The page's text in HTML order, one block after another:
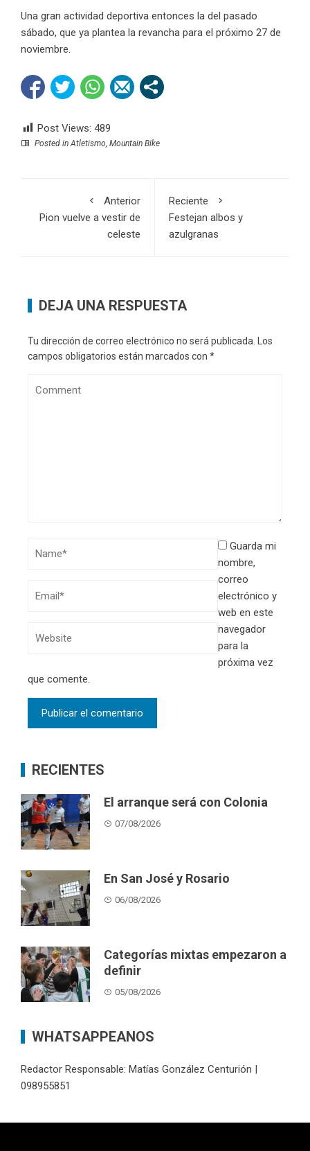
Una gran actividad deportiva entonces la del pasado
sábado, que ya plantea la revancha para el próximo 27 de
noviembre.
Post Views: 489
Posted inAtletismo, Mountain Bike
Anterior
Pion vuelve a vestir de
celeste
Reciente
Festejan albos y
azulgranas
DEJA UNA RESPUESTA
Tu dirección de correo electrónico no será publicada. Los
campos obligatorios están marcados con *
Guarda mi
nombre,
correo
electrónico y
web en este
navegador
para la
próxima vez
que comente.
RECIENTES
El arranque será con Colonia
07/08/2026
En San José y Rosario
06/08/2026
Categorías mixtas empezaron a
definir
05/08/2026
WHATSAPPEANOS
Redactor Responsable: Matías González Centurión |
098955851